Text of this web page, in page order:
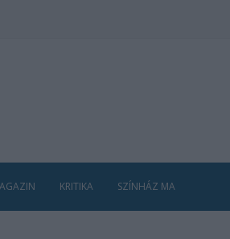
KRITIKA SZÍNHÁZ MA